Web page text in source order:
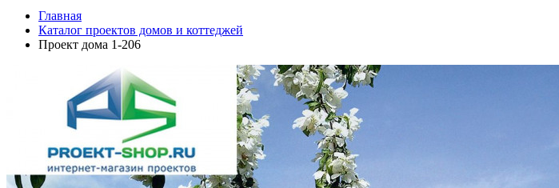
Главная
Каталог проектов домов и коттеджей
Проект дома 1-206